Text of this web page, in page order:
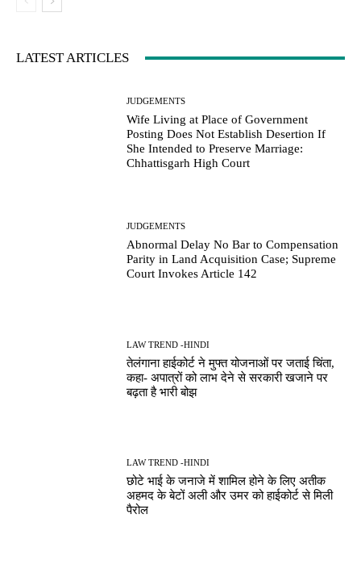
LATEST ARTICLES
JUDGEMENTS
Wife Living at Place of Government
Posting Does Not Establish Desertion If
She Intended to Preserve Marriage:
Chhattisgarh High Court
JUDGEMENTS
Abnormal Delay No Bar to Compensation
Parity in Land Acquisition Case; Supreme
Court Invokes Article 142
LAW TREND -HINDI
तेलंगाना हाईकोर्ट ने मुफ्त योजनाओं पर जताई चिंता,
कहा- अपात्रों को लाभ देने से सरकारी खजाने पर
बढ़ता है भारी बोझ
LAW TREND -HINDI
छोटे भाई के जनाजे में शामिल होने के लिए अतीक
अहमद के बेटों अली और उमर को हाईकोर्ट से मिली
पैरोल